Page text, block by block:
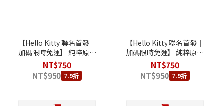
【Hello Kitty 聯名首發│
加碼限時免運】 純粹原味
乳酪蛋糕 6吋｜蝴蝶結款
｜2026 生日禮物限定
NT$750
NT$950 7.9折
【Hello Kitty 聯名首發│
加碼限時免運】 純粹原味
乳酪蛋糕 6吋｜甜點款｜
2026 生日禮物限定
NT$750
NT$950 7.9折